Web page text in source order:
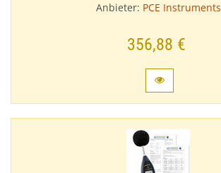
Anbieter: PCE Instruments
356,88 €